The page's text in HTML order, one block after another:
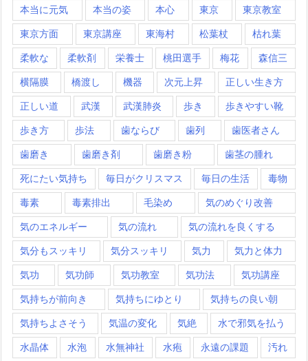
本当に元気 本当の姿 本心 東京 東京教室
東京方面 東京講座 東海村 松葉杖 枯れ葉
柔軟な 柔軟剤 栄養士 桃田選手 梅花 森信三
横隔膜 橋渡し 機器 次元上昇 正しい生き方
正しい道 武漢 武漢肺炎 歩き 歩きやすい靴
歩き方 歩法 歯ならび 歯列 歯医者さん
歯磨き 歯磨き剤 歯磨き粉 歯茎の腫れ
死にたい気持ち 毎日がクリスマス 毎日の生活 毒物
毒素 毒素排出 毛染め 気のめぐり改善
気のエネルギー 気の流れ 気の流れを良くする
気分もスッキリ 気分スッキリ 気力 気力と体力
気功 気功師 気功教室 気功法 気功講座
気持ちが前向き 気持ちにゆとり 気持ちの良い朝
気持ちよさそう 気温の変化 気絶 水で邪気を払う
水晶体 水泡 水無神社 水疱 永遠の課題 汚れ